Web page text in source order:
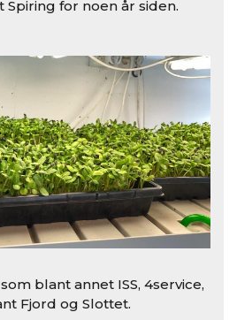
Spiring for noen år siden.
blant annet ISS, 4service,
Fjord og Slottet.